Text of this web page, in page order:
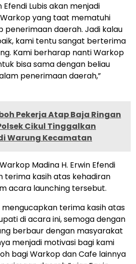
Efendi Lubis akan menjadi
yang taat mematuhi
penerimaan daerah. Jadi kalau
kami tentu sangat berterima
Kami berharap nanti Warkop
bisa sama dengan beliau
penerimaan daerah,”
Pekerja Atap Baja Ringan
Cikul Tinggalkan
Warung Kecamatan
Madina H. Erwin Efendi
terima kasih atas kehadiran
acara launching tersebut.
mengucapkan terima kasih atas
di acara ini, semoga dengan
berbaur dengan masyarakat
menjadi motivasi bagi kami
bagi Warkop dan Cafe lainnya